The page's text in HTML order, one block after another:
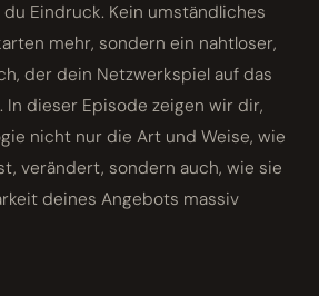
Eindruck. Kein umständliches
mehr, sondern ein nahtloser,
der dein Netzwerkspiel auf das
In dieser Episode zeigen wir dir,
nicht nur die Art und Weise, wie
verändert, sondern auch, wie sie
deines Angebots massiv